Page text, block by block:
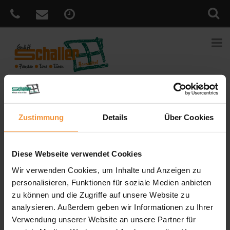
Zustimmung Details Über Cookies
Diese Webseite verwendet Cookies
Wir verwenden Cookies, um Inhalte und Anzeigen zu
personalisieren, Funktionen für soziale Medien anbieten
zu können und die Zugriffe auf unsere Website zu
analysieren. Außerdem geben wir Informationen zu Ihrer
Verwendung unserer Website an unsere Partner für
Sie sind hier:Home»News»Der perfekte Sonnenschutz für
heiße Tage
am
Der perfekte Sonnenschutz für heiße
Mit steigenden Temperaturen steigt auch die Nachfrage nach
einem effektiven Sonnenschutz. Lassen Sie die Wärme erst gar
nicht in Ihre vier Räume, sondern schützen Sie Ihre Glasfronten
direkt mit einem außenliegenden Sonnenschutzprodukt. Egal ob